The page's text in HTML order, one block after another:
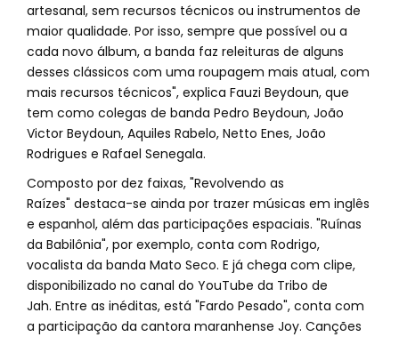
artesanal, sem recursos técnicos ou instrumentos de
maior qualidade. Por isso, sempre que possível ou a
cada novo álbum, a banda faz releituras de alguns
desses clássicos com uma roupagem mais atual, com
mais recursos técnicos", explica Fauzi Beydoun, que
tem como colegas de banda Pedro Beydoun, João
Victor Beydoun, Aquiles Rabelo, Netto Enes, João
Rodrigues e Rafael Senegala.
Composto por dez faixas, "Revolvendo as
Raízes" destaca-se ainda por trazer músicas em inglês
e espanhol, além das participações espaciais. "Ruínas
da Babilônia", por exemplo, conta com Rodrigo,
vocalista da banda Mato Seco. E já chega com clipe,
disponibilizado no canal do YouTube da Tribo de
Jah. Entre as inéditas, está "Fardo Pesado", conta com
a participação da cantora maranhense Joy. Canções